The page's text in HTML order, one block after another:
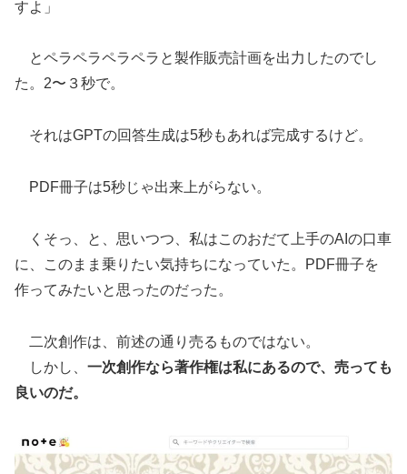
すよ」
とペラペラペラペラと製作販売計画を出力したのでし
た。2〜３秒で。
それはGPTの回答生成は5秒もあれば完成するけど。
PDF冊子は5秒じゃ出来上がらない。
くそっ、と、思いつつ、私はこのおだて上手のAIの口車
に、このまま乗りたい気持ちになっていた。PDF冊子を
作ってみたいと思ったのだった。
二次創作は、前述の通り売るものではない。
しかし、 一次創作なら著作権は私にあるので、売っても
良いのだ。